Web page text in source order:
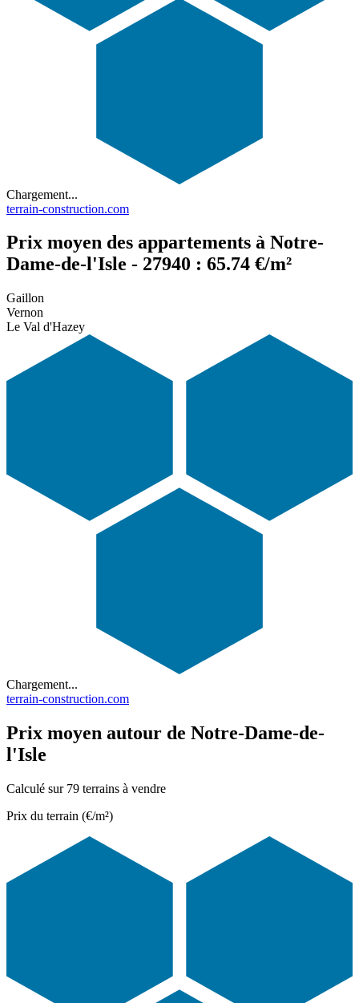
Chargement...
terrain-construction.com
Prix moyen des appartements à Notre-
Dame-de-l'Isle - 27940 : 65.74 €/m²
Gaillon
Vernon
Le Val d'Hazey
Chargement...
terrain-construction.com
Prix moyen autour de Notre-Dame-de-
l'Isle
Calculé sur 79 terrains à vendre
Prix du terrain (€/m²)